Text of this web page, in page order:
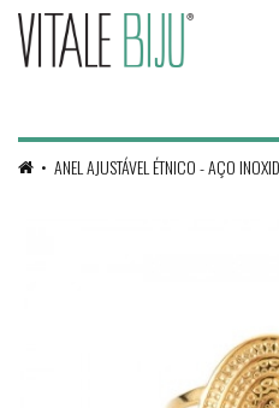
ANEL AJUSTÁVEL ÉTNICO - AÇO